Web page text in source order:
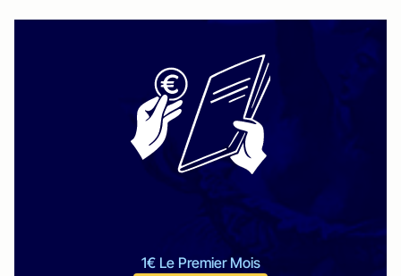
1€ Le Premier Mois